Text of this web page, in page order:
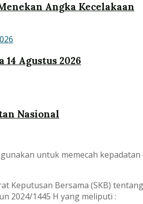
Angka Kecelakaan
Agustus 2026
Nasional
untuk memecah
Bersama (SKB)
2024/1445 H yang meliputi :